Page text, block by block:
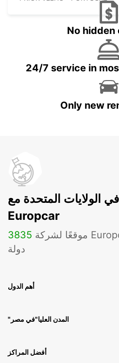
No hidden
24/7 service in
Only new
الولايات المتحدة مع
Europcar
3835
دولة
أهم الدول
"المدن العليا"في مصر
أفضل المراكز